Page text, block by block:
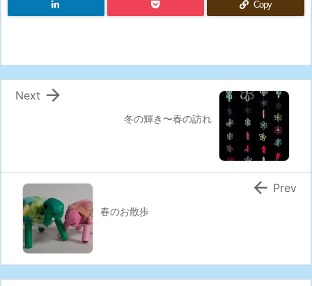
Copy
冬の輝き〜春の訪れ

Next
春のお散歩
 Prev